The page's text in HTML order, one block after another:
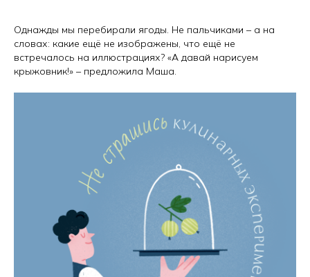
Однажды мы перебирали ягоды. Не пальчиками – а на
словах: какие ещё не изображены, что ещё не
встречалось на иллюстрациях? «А давай нарисуем
крыжовник!» – предложила Маша.